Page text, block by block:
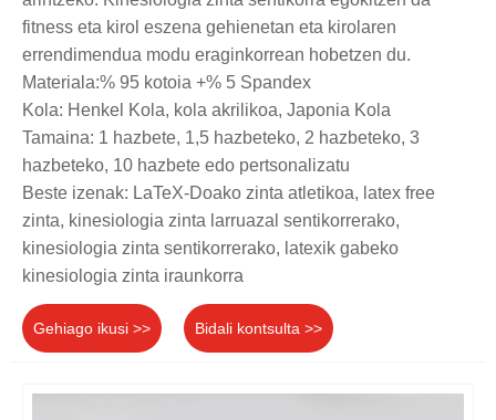
fitness eta kirol eszena gehienetan eta kirolaren
errendimendua modu eraginkorrean hobetzen du.
Materiala:% 95 kotoia +% 5 Spandex
Kola: Henkel Kola, kola akrilikoa, Japonia Kola
Tamaina: 1 hazbete, 1,5 hazbeteko, 2 hazbeteko, 3
hazbeteko, 10 hazbete edo pertsonalizatu
Beste izenak: LaTeX-Doako zinta atletikoa, latex free
zinta, kinesiologia zinta larruazal sentikorrerako,
kinesiologia zinta sentikorrerako, latexik gabeko
kinesiologia zinta iraunkorra
Gehiago ikusi >> Bidali kontsulta >>